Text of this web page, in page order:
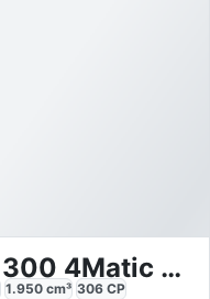
Mercedes-Benz GLC 300 4Matic 9G-Tronic
1.950 cm³ 306 CP